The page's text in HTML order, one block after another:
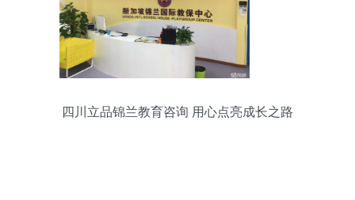
四川立品锦兰教育咨询 用心点亮成长之路